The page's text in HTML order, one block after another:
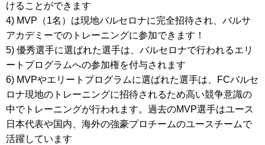
けることができます
4) MVP（1名）は現地バルセロナに完全招待され、バルサ
アカデミーでのトレーニングに参加できます！
5) 優秀選手に選ばれた選手は、バルセロナで行われるエリ
ートプログラムへの参加権を付与されます
6) MVPやエリートプログラムに選ばれた選手は、FCバルセ
ロナ現地のトレーニングに招待されるため高い競争意識の
中でトレーニングが行われます。過去のMVP選手はユース
日本代表や国内、海外の強豪プロチームのユースチームで
活躍しています